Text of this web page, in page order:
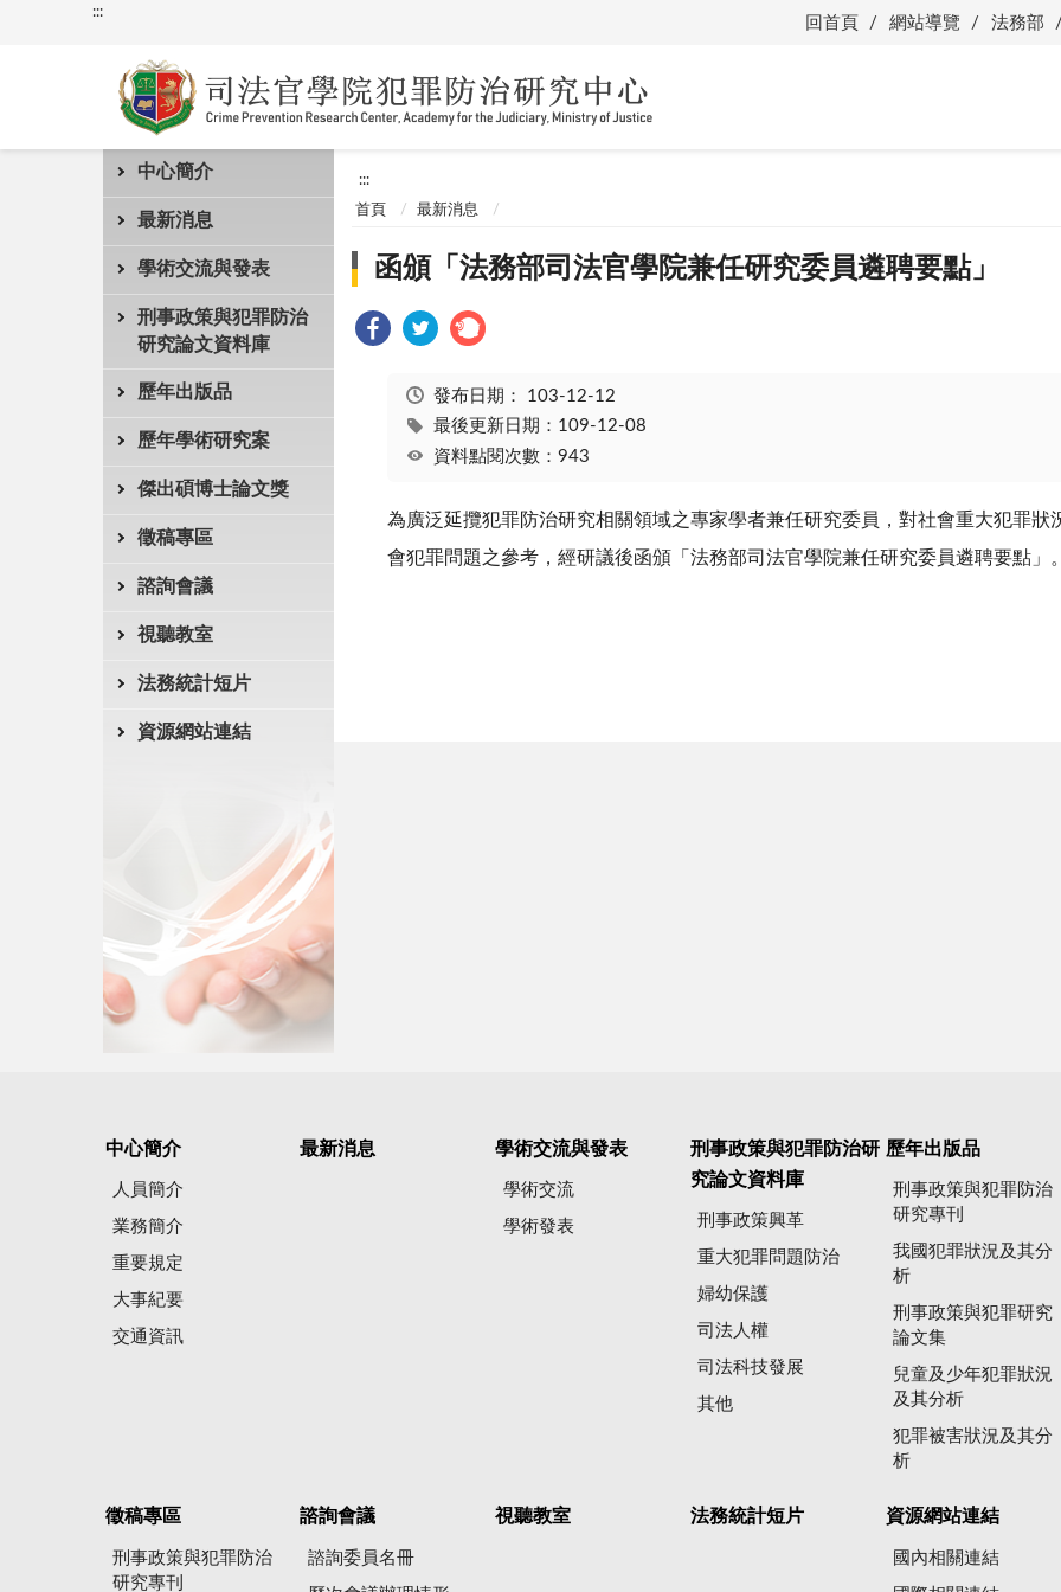
:::
回首頁 網站導覽 法務部
中心簡介
最新消息
學術交流與發表
刑事政策與犯罪防治
研究論文資料庫
歷年出版品
歷年學術研究案
傑出碩博士論文獎
徵稿專區
諮詢會議
視聽教室
法務統計短片
資源網站連結
:::
首頁 最新消息
函頒「法務部司法官學院兼任研究委員遴聘要點」
發布日期： 103-12-12
最後更新日期：109-12-08
資料點閱次數：943
為廣泛延攬犯罪防治研究相關領域之專家學者兼任研究委員，對社會重大犯罪
會犯罪問題之參考，經研議後函頒「法務部司法官學院兼任研究委員遴聘要點」
中心簡介
人員簡介
業務簡介
重要規定
大事紀要
交通資訊
最新消息 學術交流與發表
學術交流
學術發表
刑事政策與犯罪防治研
究論文資料庫
刑事政策興革
重大犯罪問題防治
婦幼保護
司法人權
司法科技發展
其他
歷年出版品
刑事政策與犯罪防治
研究專刊
我國犯罪狀況及其分
析
刑事政策與犯罪研究
論文集
兒童及少年犯罪狀況
及其分析
犯罪被害狀況及其分
析
徵稿專區
刑事政策與犯罪防治
研究專刊
諮詢會議
諮詢委員名冊
視聽教室 法務統計短片 資源網站連結
國內相關連結